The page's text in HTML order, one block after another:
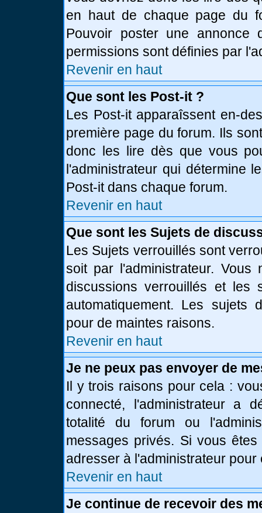
en haut de chaque page du
Pouvoir poster une annonce
permissions sont définies par
Revenir en haut
Que sont les Post-it ?
Les Post-it apparaîssent en-
première page du forum. Ils
donc les lire dès que vous
l'administrateur qui détermine
Post-it dans chaque forum.
Revenir en haut
Que sont les Sujets de
Les Sujets verrouillés sont
soit par l'administrateur.
discussions verrouillés et les
automatiquement. Les sujets
pour de maintes raisons.
Revenir en haut
Je ne peux pas envoyer de
Il y trois raisons pour cela :
connecté, l'administrateur a
totalité du forum ou
messages privés. Si vous
adresser à l'administrateur
Revenir en haut
Je continue de recevoir des